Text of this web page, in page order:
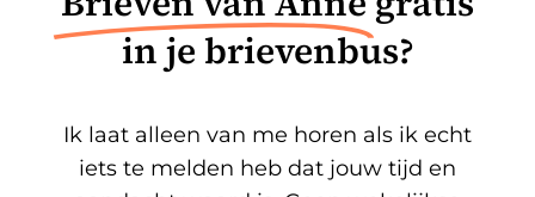
in je brievenbus?
Ik laat alleen van me horen als ik echt
iets te melden heb dat jouw tijd en